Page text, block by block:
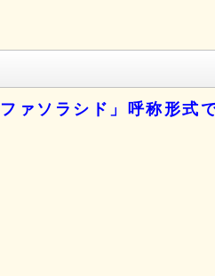
ァソラシド」呼称形式